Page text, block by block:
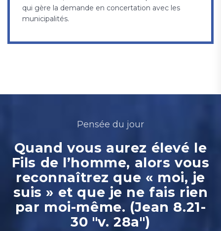
qui gère la demande en concertation avec les
municipalités.
Pensée du jour
Quand vous aurez élevé le
Fils de l’homme, alors vous
reconnaîtrez que « moi, je
suis » et que je ne fais rien
par moi-même. (Jean 8.21-
30 "v. 28a")